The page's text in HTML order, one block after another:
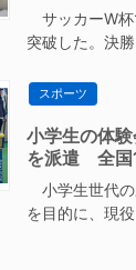
サッカーW杯
突破した。決
スポーツ
小学生の体
を派遣 全
小学生世代の
を目的に、現